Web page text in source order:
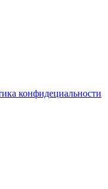
конфидециальности